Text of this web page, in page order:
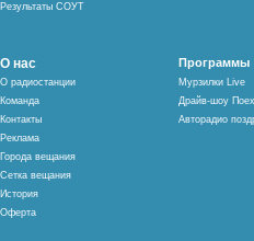
Результаты СОУТ
О нас
О радиостанции
Команда
Контакты
Реклама
Города вещания
Сетка вещания
История
Оферта
Программы
Мурзилки Live
Драйв-шоу
Авторадио